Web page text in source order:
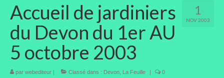
Aménager son jardin
Art floral
Bonsaïs
Potager
1
NOV 2003
Accueil de jardiniers
du Devon du 1er AU
5 octobre 2003
par webediteur | Classé dans : Devon La Feuille | 0